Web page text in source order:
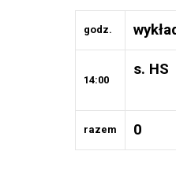
godz.
14:00
s. HS
razem 0